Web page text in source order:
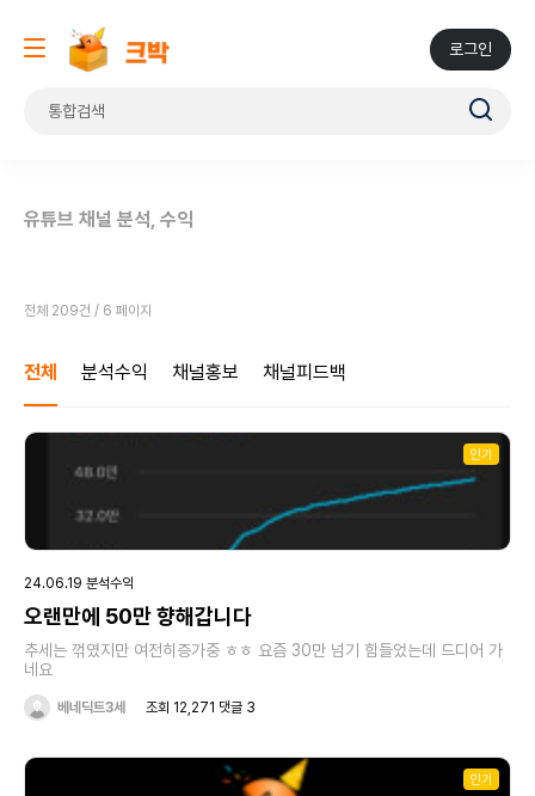
로그인
유튜브 채널 분석, 수익
전체 209건 / 6 페이지
전체 분석수익 채널홍보 채널피드백
인기
24.06.19 분석수익
오랜만에 50만 향해갑니다
추세는 꺾였지만 여전히증가중 ㅎㅎ 요즘 30만 넘기 힘들었는데 드디어 가
네요
베네딕트3세 조회 12,271 댓글 3
인기